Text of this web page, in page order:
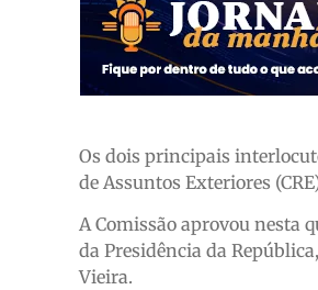
Os dois principais
de Assuntos Exteriores
A Comissão aprovou nesta
da Presidência da
Vieira.